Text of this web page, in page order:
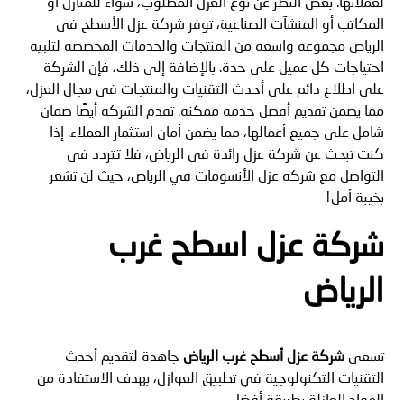
المكاتب أو المنشآت الصناعية، توفر شركة عزل الأسطح في
الرياض مجموعة واسعة من المنتجات والخدمات المخصصة لتلبية
احتياجات كل عميل على حدة. بالإضافة إلى ذلك، فإن الشركة
على اطلاع دائم على أحدث التقنيات والمنتجات في مجال العزل،
مما يضمن تقديم أفضل خدمة ممكنة. تقدم الشركة أيضًا ضمان
شامل على جميع أعمالها، مما يضمن أمان استثمار العملاء. إذا
كنت تبحث عن شركة عزل رائدة في الرياض، فلا تتردد في
التواصل مع شركة عزل الأنسومات في الرياض، حيث لن تشعر
بخيبة أمل!
شركة عزل اسطح غرب
الرياض
تسعىشركة عزل أسطح غرب الرياض جاهدة لتقديم أحدث
التقنيات التكنولوجية في تطبيق العوازل، بهدف الاستفادة من